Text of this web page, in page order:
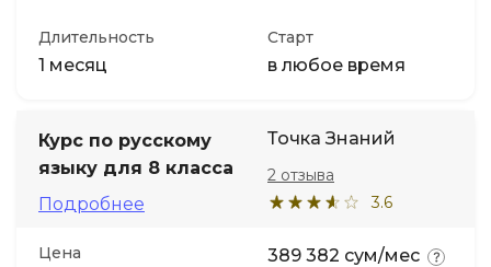
Длительность
1 месяц
Старт
в любое время
Курс по русскому
языку для 8 класса
Подробнее
Точка Знаний
3.6
2 отзыва
Цена 389 382 сум/мес